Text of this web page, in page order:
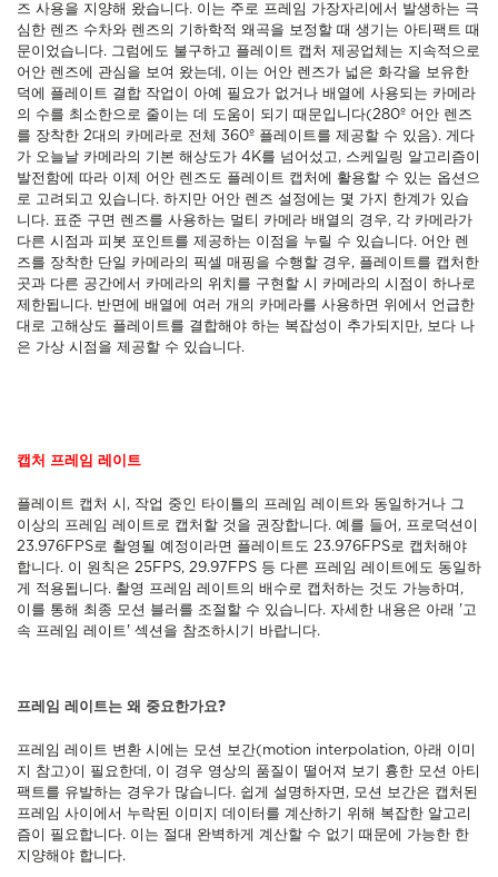
즈 사용을 지양해 왔습니다. 이는 주로 프레임 가장자리에서 발생하는 극
심한 렌즈 수차와 렌즈의 기하학적 왜곡을 보정할 때 생기는 아티팩트 때
문이었습니다. 그럼에도 불구하고 플레이트 캡처 제공업체는 지속적으로
어안 렌즈에 관심을 보여 왔는데, 이는 어안 렌즈가 넓은 화각을 보유한
덕에 플레이트 결합 작업이 아예 필요가 없거나 배열에 사용되는 카메라
의 수를 최소한으로 줄이는 데 도움이 되기 때문입니다(280º 어안 렌즈
를 장착한 2대의 카메라로 전체 360º 플레이트를 제공할 수 있음). 게다
가 오늘날 카메라의 기본 해상도가 4K를 넘어섰고, 스케일링 알고리즘이
발전함에 따라 이제 어안 렌즈도 플레이트 캡처에 활용할 수 있는 옵션으
로 고려되고 있습니다. 하지만 어안 렌즈 설정에는 몇 가지 한계가 있습
니다. 표준 구면 렌즈를 사용하는 멀티 카메라 배열의 경우, 각 카메라가
다른 시점과 피봇 포인트를 제공하는 이점을 누릴 수 있습니다. 어안 렌
즈를 장착한 단일 카메라의 픽셀 매핑을 수행할 경우, 플레이트를 캡처한
곳과 다른 공간에서 카메라의 위치를 구현할 시 카메라의 시점이 하나로
제한됩니다. 반면에 배열에 여러 개의 카메라를 사용하면 위에서 언급한
대로 고해상도 플레이트를 결합해야 하는 복잡성이 추가되지만, 보다 나
은 가상 시점을 제공할 수 있습니다.
캡처 프레임 레이트
플레이트 캡처 시, 작업 중인 타이틀의 프레임 레이트와 동일하거나 그
이상의 프레임 레이트로 캡처할 것을 권장합니다. 예를 들어, 프로덕션이
23.976FPS로 촬영될 예정이라면 플레이트도 23.976FPS로 캡처해야
합니다. 이 원칙은 25FPS, 29.97FPS 등 다른 프레임 레이트에도 동일하
게 적용됩니다. 촬영 프레임 레이트의 배수로 캡처하는 것도 가능하며,
이를 통해 최종 모션 블러를 조절할 수 있습니다. 자세한 내용은 아래 '고
속 프레임 레이트' 섹션을 참조하시기 바랍니다.
프레임 레이트는 왜 중요한가요?
프레임 레이트 변환 시에는 모션 보간(motion interpolation, 아래 이미
지 참고)이 필요한데, 이 경우 영상의 품질이 떨어져 보기 흉한 모션 아티
팩트를 유발하는 경우가 많습니다. 쉽게 설명하자면, 모션 보간은 캡처된
프레임 사이에서 누락된 이미지 데이터를 계산하기 위해 복잡한 알고리
즘이 필요합니다. 이는 절대 완벽하게 계산할 수 없기 때문에 가능한 한
지양해야 합니다.